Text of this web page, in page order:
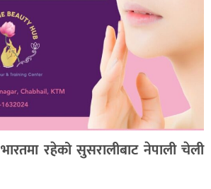
भारतमा रहेको सुसरालीबाट नेपाली चेली